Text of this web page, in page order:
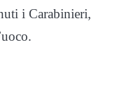
i Carabinieri,